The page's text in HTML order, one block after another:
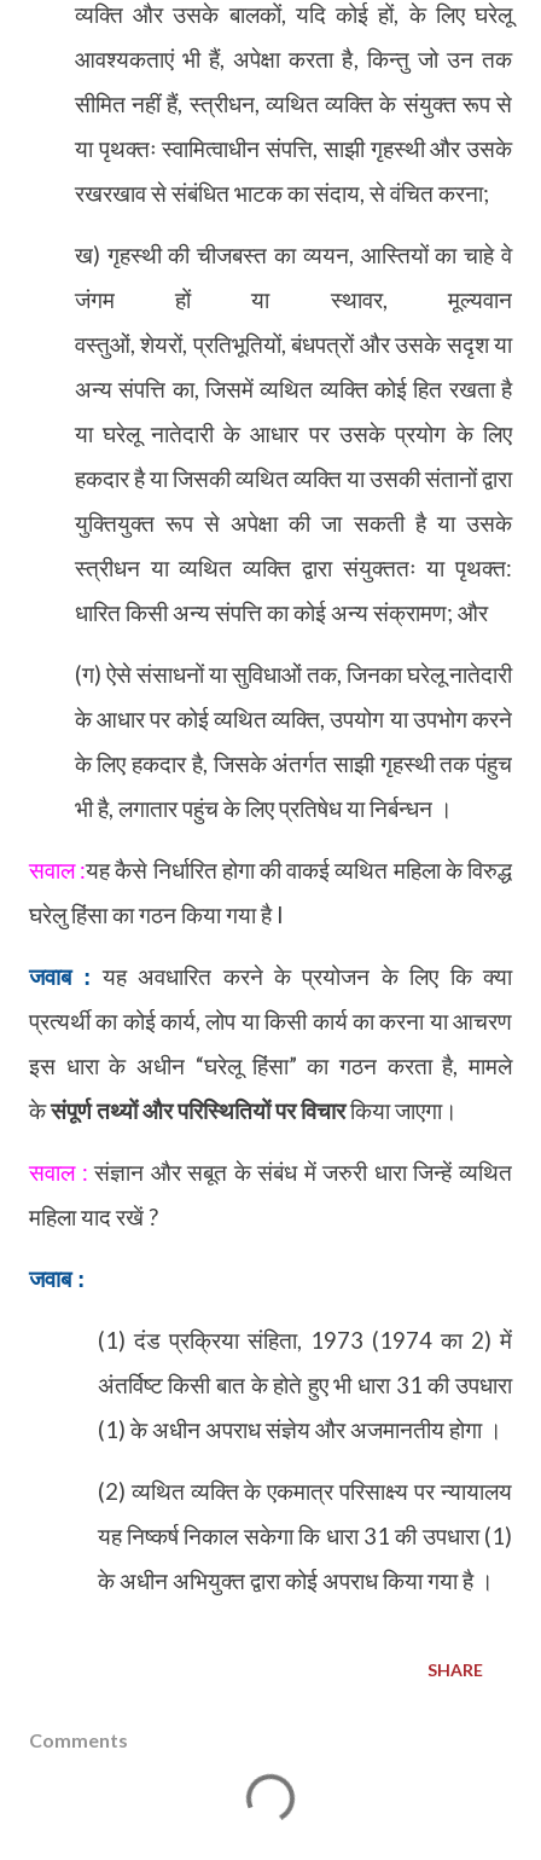
व्यक्ति और उसके बालकों,यदि कोई हों,के लिए घरेलू
आवश्यकताएं भी हैं,अपेक्षा करता है,किन्तु जो उन तक
सीमित नहीं हैं,स्त्रीधन,व्यथित व्यक्ति के संयुक्त रूप से
या पृथक्तः स्वामित्वाधीन संपत्ति,साझी गृहस्थी और उसके
रखरखाव से संबंधित भाटक का संदाय,से वंचित करना;
ख) गृहस्थी की चीजबस्त का व्ययन, आस्तियों का चाहे वे
जंगम हों या स्थावर,मूल्यवान
वस्तुओं,शेयरों,प्रतिभूतियों,बंधपत्रों और उसके सदृश या
अन्य संपत्ति का,जिसमें व्यथित व्यक्ति कोई हित रखता है
या घरेलू नातेदारी के आधार पर उसके प्रयोग के लिए
हकदार है या जिसकी व्यथित व्यक्ति या उसकी संतानों द्वारा
युक्तियुक्त रूप से अपेक्षा की जा सकती है या उसके
स्त्रीधन या व्यथित व्यक्ति द्वारा संयुक्ततः या पृथक्त:
धारित किसी अन्य संपत्ति का कोई अन्य संक्रामण; और
(ग) ऐसे संसाधनों या सुविधाओं तक,जिनका घरेलू नातेदारी
के आधार पर कोई व्यथित व्यक्ति,उपयोग या उपभोग करने
के लिए हकदार है,जिसके अंतर्गत साझी गृहस्थी तक पंहुच
भी है,लगातार पहुंच के लिए प्रतिषेध या निर्बन्धन ।
सवाल :यह कैसे निर्धारित होगा की वाकई व्यथित महिला के विरुद्ध
घरेलु हिंसा का गठन किया गया है l
जवाब : यह अवधारित करने के प्रयोजन के लिए कि क्या
प्रत्यर्थी का कोई कार्य,लोप या किसी कार्य का करना या आचरण
इस धारा के अधीन “घरेलू हिंसा”का गठन करता है,मामले
केसंपूर्ण तथ्यों और परिस्थितियों पर विचारकिया जाएगा।
सवाल : संज्ञान और सबूत के संबंध में जरुरी धारा जिन्हें व्यथित
महिला याद रखें ?
जवाब :
(1) दंड प्रक्रिया संहिता, 1973 (1974 का 2) में
अंतर्विष्ट किसी बात के होते हुए भी धारा 31 की उपधारा
(1) के अधीन अपराध संज्ञेय और अजमानतीय होगा ।
(2) व्यथित व्यक्ति के एकमात्र परिसाक्ष्य पर न्यायालय
यह निष्कर्ष निकाल सकेगा कि धारा 31 की उपधारा (1)
के अधीन अभियुक्त द्वारा कोई अपराध किया गया है ।
SHARE
Comments